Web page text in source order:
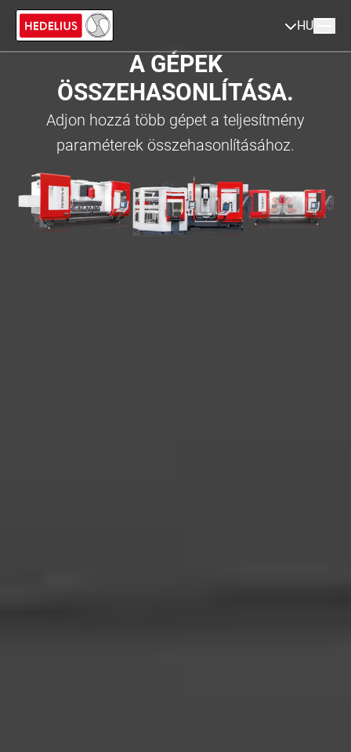
HU
A GÉPEK
ÖSSZEHASONLÍTÁSA.
Adjon hozzá több gépet a teljesítmény
paraméterek összehasonlításához.